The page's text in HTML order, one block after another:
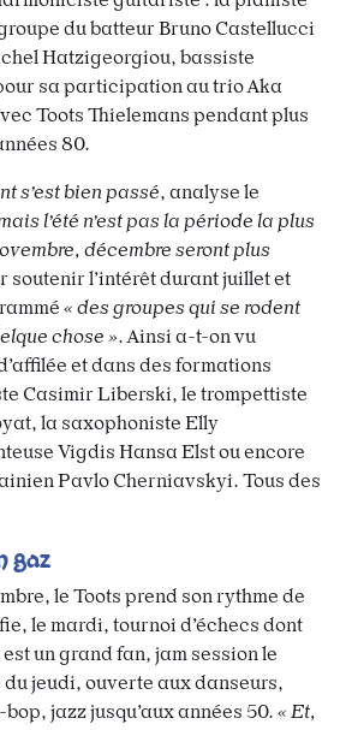
du batteur Bruno Castellucci
Hatzigeorgiou, bassiste
sa participation au trio Aka
Toots Thielemans pendant plus
80.
s’est bien passé, analyse le
l’été n’est pas la période la plus
décembre seront plus
soutenir l’intérêt durant juillet et
« des groupes qui se rodent
chose ». Ainsi a-t-on vu
et dans des formations
Casimir Liberski, le trompettiste
la saxophoniste Elly
Vigdis Hansa Elst ou encore
Pavlo Cherniavskyi. Tous des
gaz
le Toots prend son rythme de
le mardi, tournoi d’échecs dont
un grand fan, jam session le
jeudi, ouverte aux danseurs,
jazz jusqu’aux années 50. « Et,